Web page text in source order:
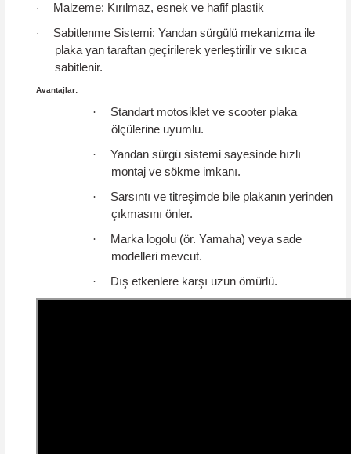
· Malzeme: Kırılmaz, esnek ve hafif plastik
· Sabitlenme Sistemi: Yandan sürgülü mekanizma ile
plaka yan taraftan geçirilerek yerleştirilir ve sıkıca
sabitlenir.
Avantajlar:
·
Standart motosiklet ve scooter plaka
ölçülerine uyumlu.
·
Yandan sürgü sistemi sayesinde hızlı
montaj ve sökme imkanı.
·
Sarsıntı ve titreşimde bile plakanın yerinden
çıkmasını önler.
·
Marka logolu (ör. Yamaha) veya sade
modelleri mevcut.
·
Dış etkenlere karşı uzun ömürlü.